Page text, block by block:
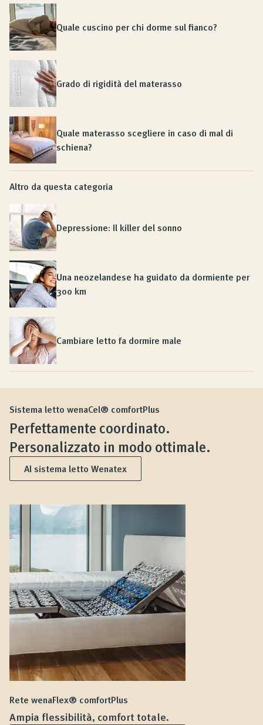
Quale cuscino per chi dorme sul fianco?
Grado di rigidità del materasso
Quale materasso scegliere in caso di mal di
schiena?
Altro da questa categoria
Depressione: Il killer del sonno
Una neozelandese ha guidato da dormiente per
300 km
Cambiare letto fa dormire male
Sistema letto wenaCel® comfortPlus
Perfettamente coordinato.
Personalizzato in modo ottimale.
Al sistema letto Wenatex
Rete wenaFlex® comfortPlus
Ampia flessibilità, comfort totale.